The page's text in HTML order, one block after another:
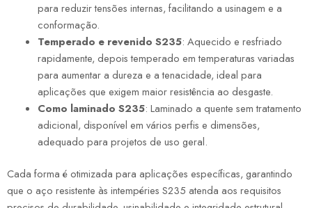
para reduzir tensões internas, facilitando a usinagem e a
conformação.
Temperado e revenido S235: Aquecido e resfriado
rapidamente, depois temperado em temperaturas variadas
para aumentar a dureza e a tenacidade, ideal para
aplicações que exigem maior resistência ao desgaste.
Como laminado S235: Laminado a quente sem tratamento
adicional, disponível em vários perfis e dimensões,
adequado para projetos de uso geral.
Cada forma é otimizada para aplicações específicas, garantindo
que o aço resistente às intempéries S235 atenda aos requisitos